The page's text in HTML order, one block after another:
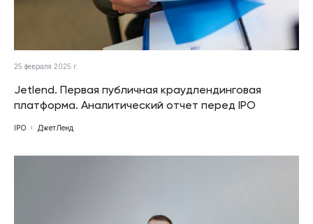
25 февраля 2025 г.
Jetlend. Первая публичная краудлендинговая
платформа. Аналитический отчет перед IPO
IPO ДжетЛенд